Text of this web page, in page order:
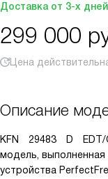
Доставка от 3-х дней
299 000
Цена
Описание
KFN 29483 D
модель,
устройства